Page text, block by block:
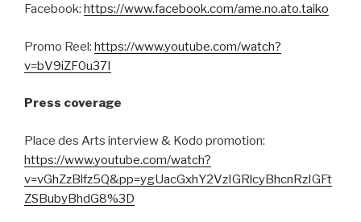
Facebook: https://www.facebook.com/ame.no.ato.taiko
Promo Reel: https://www.youtube.com/watch?
v=bV9iZF0u37I
Press coverage
Place des Arts interview & Kodo promotion:
https://www.youtube.com/watch?
v=vGhZzBlfz5Q&pp=ygUacGxhY2VzIGRlcyBhcnRzIGFt
ZSBubyBhdG8%3D